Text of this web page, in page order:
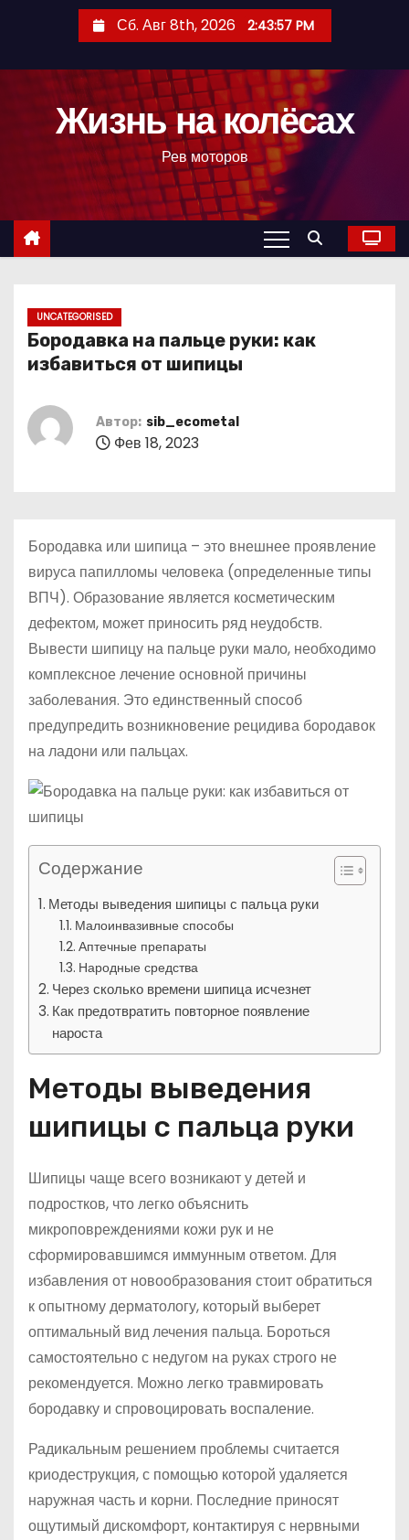
с
Сб. Авг 8th, 2026 2:43:58 PM
Жизнь на колёсах
Рев моторов
UNCATEGORISED
Бородавка на пальце руки: как
избавиться от шипицы
Автор: sib_ecometal
Фев 18, 2023
Бородавка или шипица – это внешнее проявление
вируса папилломы человека (определенные типы
ВПЧ). Образование является косметическим
дефектом, может приносить ряд неудобств.
Вывести шипицу на пальце руки мало, необходимо
комплексное лечение основной причины
заболевания. Это единственный способ
предупредить возникновение рецидива бородавок
на ладони или пальцах.
Содержание
Методы выведения шипицы с пальца руки
Малоинвазивные способы
Аптечные препараты
Народные средства
Через сколько времени шипица исчезнет
Как предотвратить повторное появление
нароста
Методы выведения
шипицы с пальца руки
Шипицы чаще всего возникают у детей и
подростков, что легко объяснить
микроповреждениями кожи рук и не
сформировавшимся иммунным ответом. Для
избавления от новообразования стоит обратиться
к опытному дерматологу, который выберет
оптимальный вид лечения пальца. Бороться
самостоятельно с недугом на руках строго не
рекомендуется. Можно легко травмировать
бородавку и спровоцировать воспаление.
Радикальным решением проблемы считается
криодеструкция, с помощью которой удаляется
наружная часть и корни. Последние приносят
ощутимый дискомфорт, контактируя с нервными